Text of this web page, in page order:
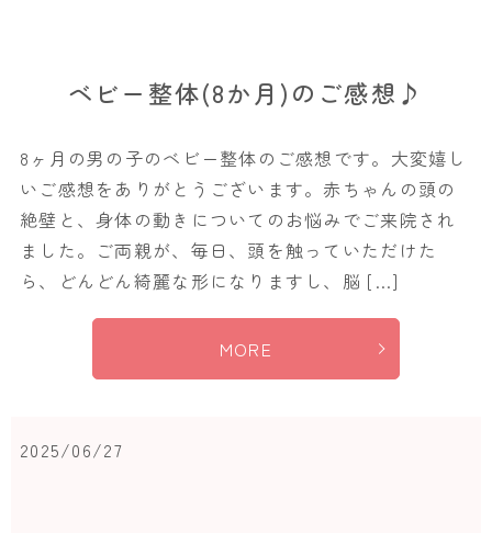
ベビー整体(8か月)のご感想♪
8ヶ月の男の子のベビー整体のご感想です。大変嬉し
いご感想をありがとうございます。赤ちゃんの頭の
絶壁と、身体の動きについてのお悩みでご来院され
ました。ご両親が、毎日、頭を触っていただけた
ら、どんどん綺麗な形になりますし、脳 […]
MORE
2025/06/27